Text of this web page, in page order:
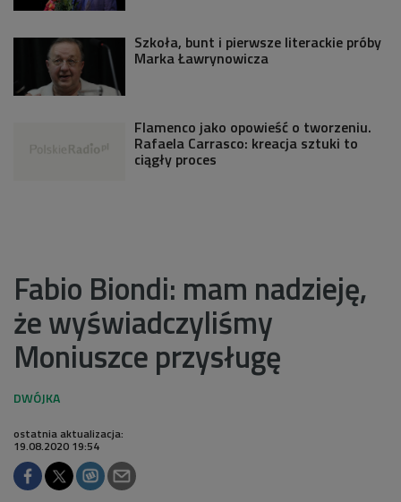
Szkoła, bunt i pierwsze literackie próby
Marka Ławrynowicza
Flamenco jako opowieść o tworzeniu.
Rafaela Carrasco: kreacja sztuki to
ciągły proces
Fabio Biondi: mam nadzieję,
że wyświadczyliśmy
Moniuszce przysługę
ostatnia aktualizacja:
19.08.2020 19:54